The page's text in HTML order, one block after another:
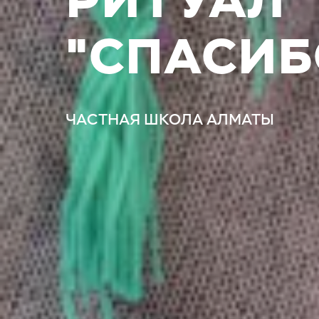
ЧАСТНАЯ ШКОЛА АЛМАТЫ